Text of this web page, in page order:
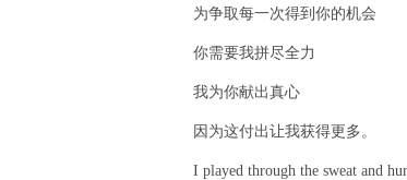
为争取每一次得到你的机会
你需要我拼尽全力
我为你献出真心
因为这付出让我获得更多。
I played through the sweat and